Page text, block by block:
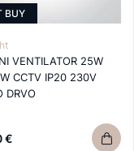
BUY
VENTILATOR 25W
CCTV IP20 230V
DRVO
€